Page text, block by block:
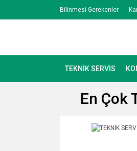
Bilinmesi Gerekenler
TEKNİK SERVİS
En Çok